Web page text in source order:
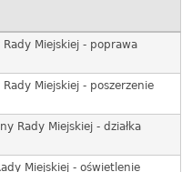
Miejskiej - poprawa
Miejskiej - poszerzenie
Rady Miejskiej - działka
Miejskiej - oświetlenie